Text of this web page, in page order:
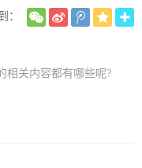
：
相关内容都有哪些呢?